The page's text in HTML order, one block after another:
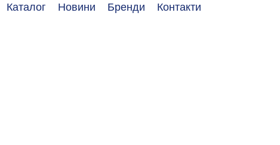
Каталог Новини Бренди Контакти